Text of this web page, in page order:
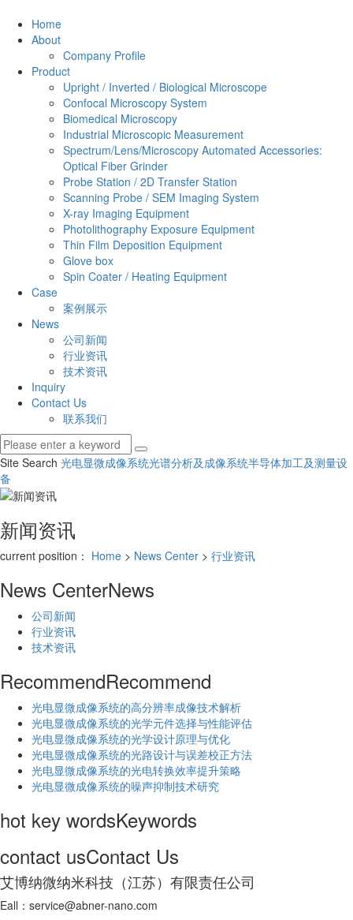
Home
About
Company Profile
Product
Upright / Inverted / Biological Microscope
Confocal Microscopy System
Biomedical Microscopy
Industrial Microscopic Measurement
Spectrum/Lens/Microscopy Automated Accessories:
Optical Fiber Grinder
Probe Station / 2D Transfer Station
Scanning Probe / SEM Imaging System
X-ray Imaging Equipment
Photolithography Exposure Equipment
Thin Film Deposition Equipment
Glove box
Spin Coater / Heating Equipment
Case
案例展示
News
公司新闻
行业资讯
技术资讯
Inquiry
Contact Us
联系我们
Site Search 光电显微成像系统光谱分析及成像系统半导体加工及测量设
备
新闻资讯
current position： Home > News Center > 行业资讯
News CenterNews
公司新闻
行业资讯
技术资讯
RecommendRecommend
光电显微成像系统的高分辨率成像技术解析
​光电显微成像系统的光学元件选择与性能评估
光电显微成像系统的光学设计原理与优化
光电显微成像系统的光路设计与误差校正方法
光电显微成像系统的光电转换效率提升策略
光电显微成像系统的噪声抑制技术研究
hot key wordsKeywords
contact usContact Us
艾博纳微纳米科技（江苏）有限责任公司
Eall：service@abner-nano.com